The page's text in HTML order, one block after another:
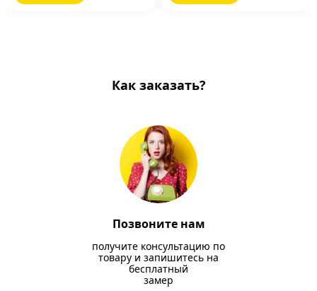
Как заказать?
Позвоните нам
получите консультацию по
товару и запишитесь на
бесплатный
замер